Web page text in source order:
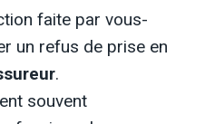
faite par vous-
un refus de prise en
.
souvent